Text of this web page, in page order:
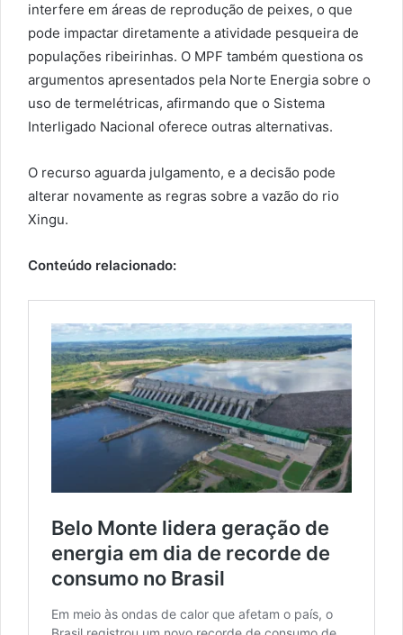
interfere em áreas de reprodução de peixes, o que
pode impactar diretamente a atividade pesqueira de
populações ribeirinhas. O MPF também questiona os
argumentos apresentados pela Norte Energia sobre o
uso de termelétricas, afirmando que o Sistema
Interligado Nacional oferece outras alternativas.
O recurso aguarda julgamento, e a decisão pode
alterar novamente as regras sobre a vazão do rio
Xingu.
Conteúdo relacionado: